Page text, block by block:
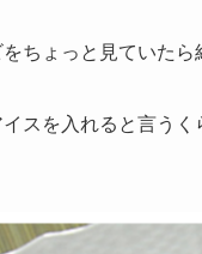
ちょっと見ていた
スを入れると言う